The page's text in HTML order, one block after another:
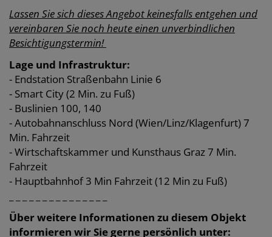
Lassen Sie sich dieses Angebot keinesfalls entgehen und
vereinbaren Sie noch heute einen unverbindlichen
Besichtigungstermin!
Lage und Infrastruktur:
- Endstation Straßenbahn Linie 6
- Smart City (2 Min. zu Fuß)
- Buslinien 100, 140
- Autobahnanschluss Nord (Wien/Linz/Klagenfurt) 7
Min. Fahrzeit
- Wirtschaftskammer und Kunsthaus Graz 7 Min.
Fahrzeit
- Hauptbahnhof 3 Min Fahrzeit (12 Min zu Fuß)
Über weitere Informationen zu diesem Objekt
informieren wir Sie gerne persönlich unter: